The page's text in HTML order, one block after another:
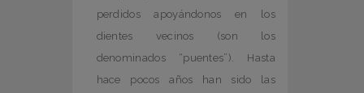
perdidos apoyándonos en los
dientes vecinos (son los
denominados “puentes”). Hasta
hace pocos años han sido las